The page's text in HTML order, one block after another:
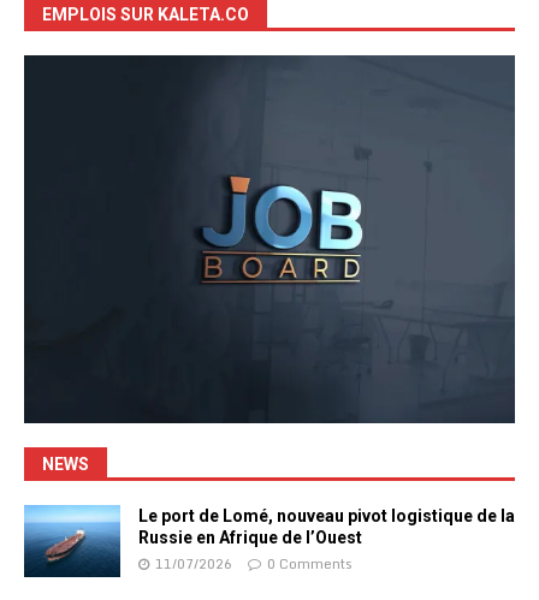
EMPLOIS SUR KALETA.CO
NEWS
Le port de Lomé, nouveau pivot logistique de la
Russie en Afrique de l’Ouest
11/07/2026 0 Comments